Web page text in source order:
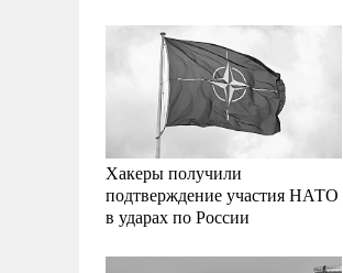
Хакеры получили
подтверждение участия НАТО
в ударах по России